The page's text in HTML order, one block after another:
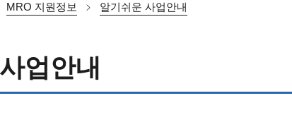
MRO 지원정보 알기쉬운 사업안내
업안내